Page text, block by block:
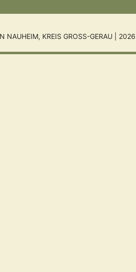
NAUHEIM, KREIS GROSS-GERAU | 2026 |